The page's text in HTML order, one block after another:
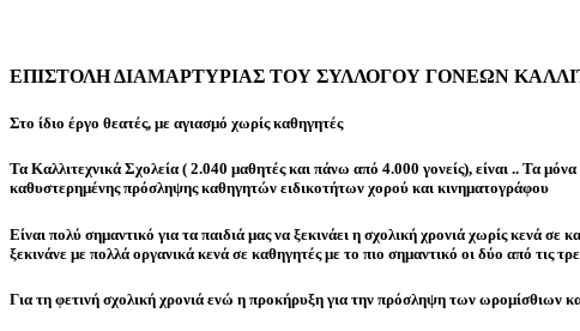
ΕΠΙΣΤΟΛΗ ΔΙΑΜΑΡΤΥΡΙΑΣ ΤΟΥ ΣΥΛΛΟΓΟΥ ΓΟΝΕΩΝ
Στο ίδιο έργο θεατές, με αγιασμό χωρίς καθηγητές
Τα Καλλιτεχνικά Σχολεία ( 2.040 μαθητές και πάνω από 4.000 γονείς), είναι .. Τα
καθυστερημένης πρόσληψης καθηγητών ειδικοτήτων χορού και κινηματογράφου
Είναι πολύ σημαντικό για τα παιδιά μας να ξεκινάει η σχολική χρονιά χωρίς κενά
ξεκινάνε με πολλά οργανικά κενά σε καθηγητές με το πιο σημαντικό οι δύο από τις
Για τη φετινή σχολική χρονιά ενώ η προκήρυξη για την πρόσληψη των ωρομίσθιων